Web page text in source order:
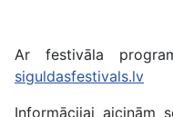
Ar festivāla
siguldasfestivals.lv
Informācijai aicinām